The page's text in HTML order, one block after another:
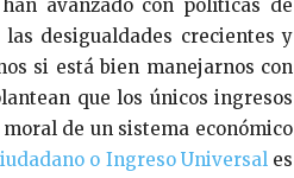
avanzado con políticas de
desigualdades crecientes y
si está bien manejarnos con
que los únicos ingresos
de un sistema económico
o Ingreso Universales